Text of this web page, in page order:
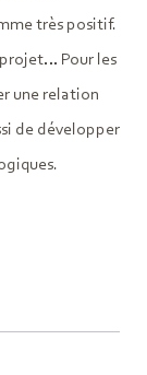
très positif.
projet… Pour les
une relation
de développer